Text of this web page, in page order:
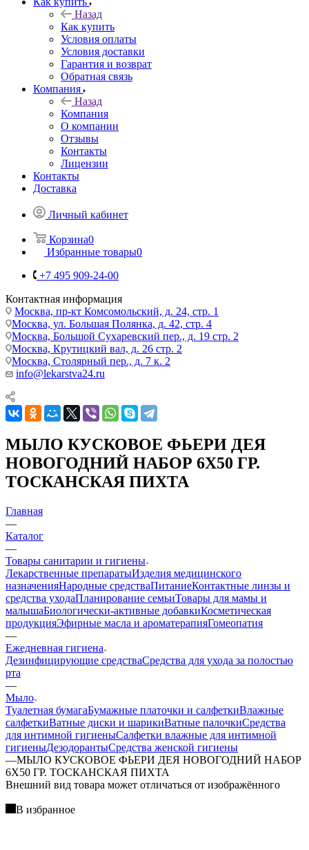
Назад
Как купить
Условия оплаты
Условия доставки
Гарантия и возврат
Обратная связь
Компания
Назад
Компания
О компании
Отзывы
Контакты
Лицензии
Контакты
Доставка
Личный кабинет
Корзина0
Избранные товары0
+7 495 909-24-00
Контактная информация
Москва, пр-кт Комсомольский, д. 24, стр. 1
Москва, ул. Большая Полянка, д. 42, стр. 4
Москва, Большой Сухаревский пер., д. 19 стр. 2
Москва, Крутицкий вал, д. 26 стр. 2
Москва, Столярный пер., д. 7 к. 2
info@lekarstva24.ru
МЫЛО КУСКОВОЕ ФЬЕРИ ДЕЯ
НОВОГОДНИЙ НАБОР 6Х50 ГР.
ТОСКАНСКАЯ ПИХТА
Главная
—
Каталог
—
Товары санитарии и гигиены
Лекарственные препаратыИзделия медицинского
назначенияНародные средстваПитаниеКонтактные линзы и
средства уходаПланирование семьиТовары для мамы и
малышаБиологически-активные добавкиКосметическая
продукцияЭфирные масла и ароматерапияГомеопатия
—
Ежедневная гигиена
Дезинфицирующие средстваСредства для ухода за полостью
рта
—
Мыло
Туалетная бумагаБумажные платочки и салфеткиВлажные
салфеткиВатные диски и шарикиВатные палочкиСредства
для интимной гигиеныСалфетки влажные для интимной
гигиеныДезодорантыСредства женской гигиены
—МЫЛО КУСКОВОЕ ФЬЕРИ ДЕЯ НОВОГОДНИЙ НАБОР
6Х50 ГР. ТОСКАНСКАЯ ПИХТА
Bнешний вид товара может отличаться от изображённого
В избранное